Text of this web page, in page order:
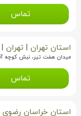
تماس
استان تهران | تهران |
میدان هفت تیر، نبش کوچه
تماس
استان خراسان رضوی